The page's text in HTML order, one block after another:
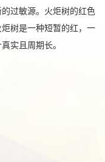
过敏源。火炬树的红色
树是一种短暂的红，一
实且周期长。